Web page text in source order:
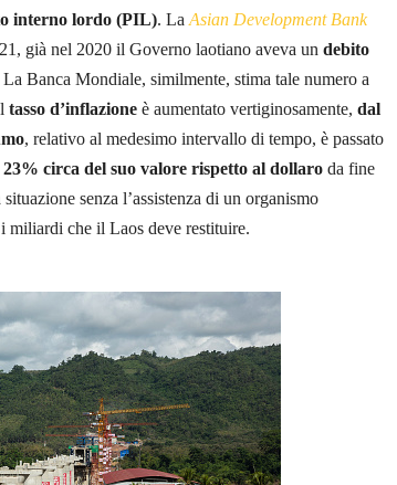
interno lordo (PIL). La Asian Development Bank
già nel 2020 il Governo laotiano aveva un debito
La Banca Mondiale, similmente, stima tale numero a
tasso d’inflazione è aumentato vertiginosamente, dal
, relativo al medesimo intervallo di tempo, è passato
23% circa del suo valore rispetto al dollaro da fine
senza l’assistenza di un organismo
miliardi che il Laos deve restituire.